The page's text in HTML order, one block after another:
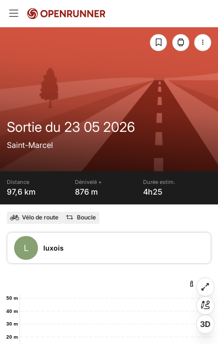
Sortie du 23 05 2026
Saint-Marcel
Distance
97,6 km
Dénivelé +
876 m
Durée estim.
4h25
Vélo de route Boucle
L luxois
20 m
30 m
40 m
50 m
3D